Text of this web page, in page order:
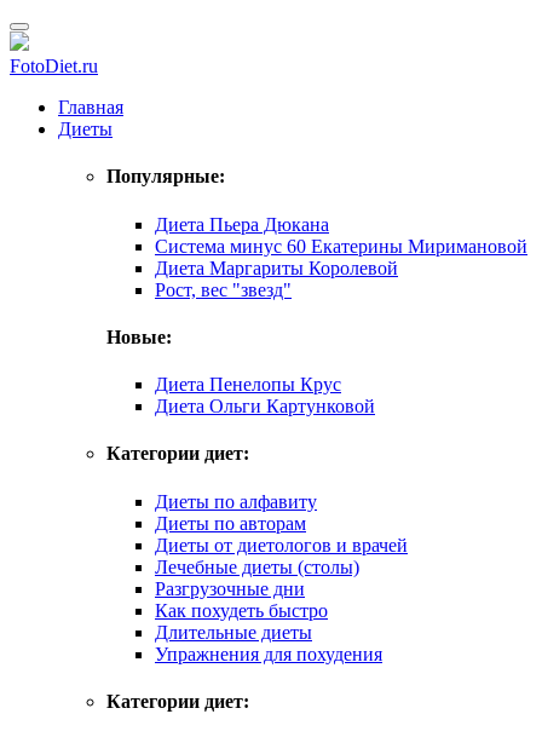
FotoDiet.ru
Главная
Диеты
Популярные:
Диета Пьера Дюкана
Система минус 60 Екатерины Миримановой
Диета Маргариты Королевой
Рост, вес "звезд"
Новые:
Диета Пенелопы Крус
Диета Ольги Картунковой
Категории диет:
Диеты по алфавиту
Диеты по авторам
Диеты от диетологов и врачей
Лечебные диеты (столы)
Разгрузочные дни
Как похудеть быстро
Длительные диеты
Упражнения для похудения
Категории диет: